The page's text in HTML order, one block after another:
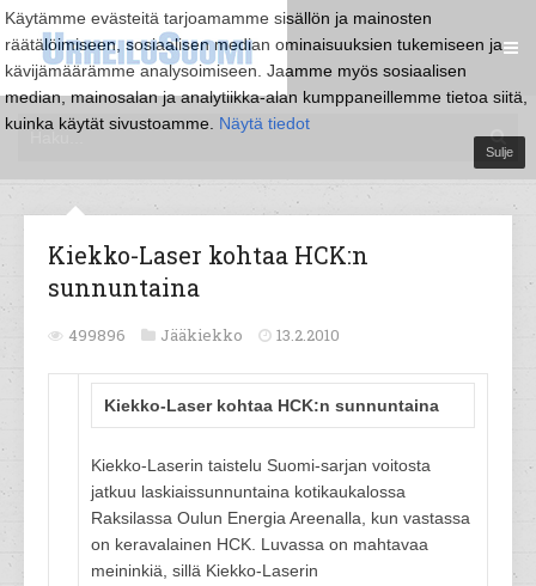
Käytämme evästeitä tarjoamamme sisällön ja mainosten
räätälöimiseen, sosiaalisen median ominaisuuksien tukemiseen ja
kävijämäärämme analysoimiseen. Jaamme myös sosiaalisen
median, mainosalan ja analytiikka-alan kumppaneillemme tietoa siitä,
kuinka käytät sivustoamme. Näytä tiedot
Sulje
Kiekko-Laser kohtaa HCK:n
sunnuntaina
499896 Jääkiekko 13.2.2010
Kiekko-Laser kohtaa HCK:n sunnuntaina
Kiekko-Laserin taistelu Suomi-sarjan voitosta
jatkuu laskiaissunnuntaina kotikaukalossa
Raksilassa Oulun Energia Areenalla, kun vastassa
on keravalainen HCK. Luvassa on mahtavaa
meininkiä, sillä Kiekko-Laserin